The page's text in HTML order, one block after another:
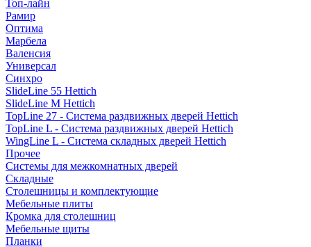
Топ-лайн
Рамир
Оптима
Марбела
Валенсия
Универсал
Синхро
SlideLine 55 Hettich
SlideLine M Hettich
TopLine 27 - Система раздвижных дверей Hettich
TopLine L - Система раздвижных дверей Hettich
WingLine L - Система складных дверей Hettich
Прочее
Системы для межкомнатных дверей
Складные
Столешницы и комплектующие
Мебельные плиты
Кромка для столешниц
Мебельные щиты
Планки